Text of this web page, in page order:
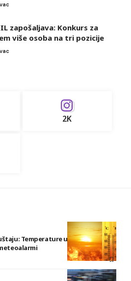
zapošaljava: Konkurs za
više osoba na tri pozicije
2K
Temperature u BiH i do 41